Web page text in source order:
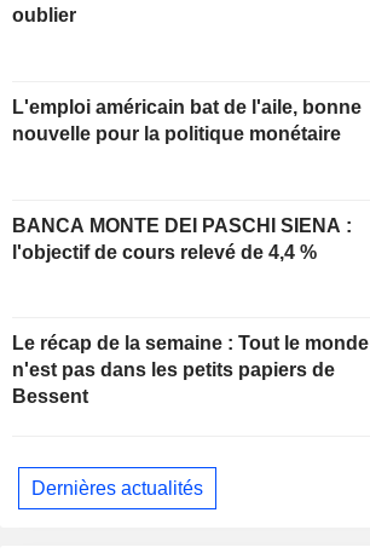
oublier
L'emploi américain bat de l'aile, bonne
nouvelle pour la politique monétaire
BANCA MONTE DEI PASCHI SIENA :
l'objectif de cours relevé de 4,4 %
Le récap de la semaine : Tout le monde
n'est pas dans les petits papiers de
Bessent
Dernières actualités